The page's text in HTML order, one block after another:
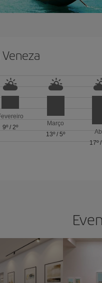
9º /2º
Março
13º /5º
17º